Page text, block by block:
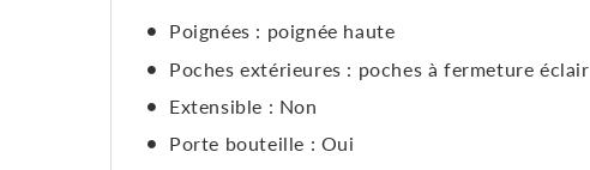
Poignées : poignée haute
Poches extérieures : poches à fermeture éclair
Extensible : Non
Porte bouteille : Oui